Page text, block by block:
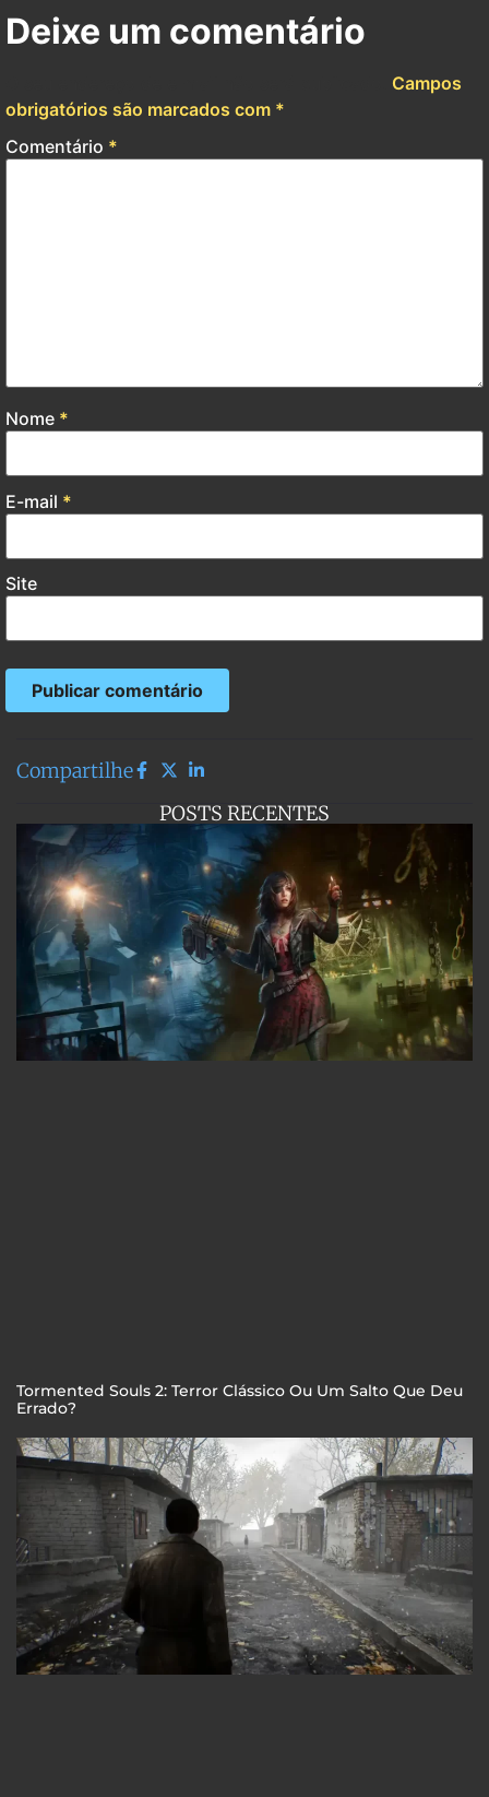
Deixe um comentário
Campos
obrigatórios são marcados com *
Comentário *
Nome *
E-mail *
Site
Compartilhe
POSTS RECENTES
Tormented Souls 2: Terror Clássico Ou Um Salto Que Deu
Errado?